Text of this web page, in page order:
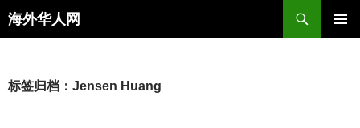
海外华人网
搜
索
文
标签归档：Jensen Huang